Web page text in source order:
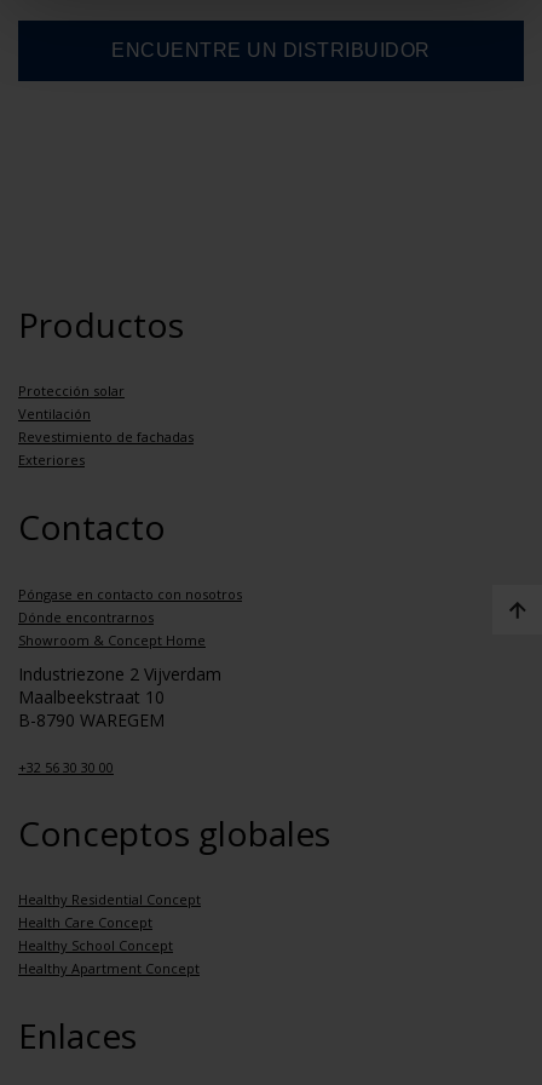
Productos
Protección solar
Ventilación
Revestimiento de fachadas
Exteriores
Contacto
Póngase en contacto con nosotros
Dónde encontrarnos
Showroom & Concept Home
Industriezone 2 Vijverdam
Maalbeekstraat 10
B-8790 WAREGEM
+32 56 30 30 00
Conceptos globales
Healthy Residential Concept
Health Care Concept
Healthy School Concept
Healthy Apartment Concept
Enlaces